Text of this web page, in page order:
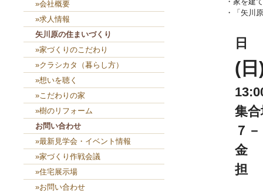
・「矢川
日
(日
集
７
金
担
»会社概要
»求人情報
矢川原の住まいづくり
»家づくりのこだわり
»クラシカタ（暮らし方）
»想いを聴く
»こだわりの家
»樹のリフォーム
お問い合わせ
»最新見学会・イベント情報
»家づくり作戦会議
»住宅展示場
»お問い合わせ